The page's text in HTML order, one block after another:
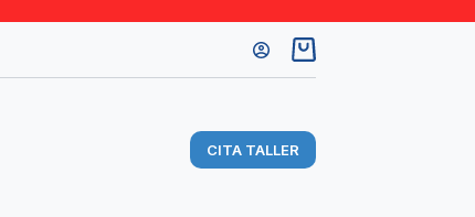
Carro
de
CITA TALLER